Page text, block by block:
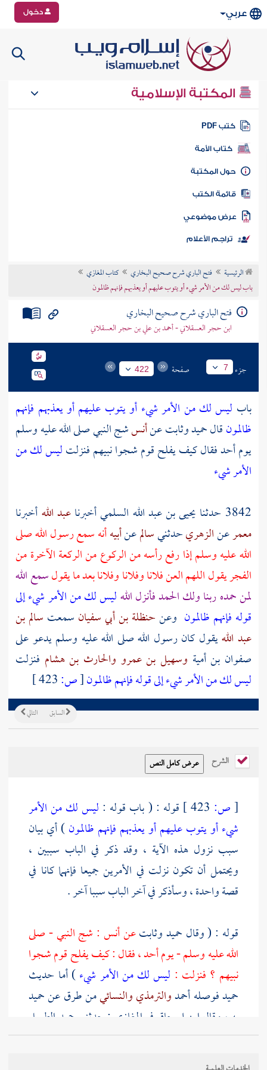
عربي دخول
المكتبة الإسلامية
كتب PDF
كتاب الأمة
المكتبة
الكتب
موضوعي
تراجم الأعلام
الرئيسية فتح الباري شرح صحيح البخاري
كتاب المغازي
باب ليس لك من الأمر شيء أو يتوب عليهم أو يعذبهم فإنهم ظالمون
فتح الباري شرح صحيح البخاري
ابن حجر العسقلاني - أحمد بن علي بن حجر العسقلاني
جزء 7 صفحة 422
باب ليس لك من الأمر شيء أو يتوب عليهم أو يعذبهم فإنهم
ظالمونقال حميد وثابت عنأنسشج النبي صلى الله عليه وسلم
يومأحدفقال كيف يفلح قوم شجوا نبيهم فنزلتليس لك من
الأمر شيء
3842 حدثنا
يحيى بن عبد الله السلميأخبرناعبد اللهأخبرنا
معمرعنالزهريحدثنيسالمعنأبيهأنه سمع رسول الله صلى
الله عليه وسلم إذا رفع رأسه من الركوع من الركعة الآخرة من
الفجر يقول اللهم العن فلانا وفلانا وفلانا بعد ما يقولسمع الله
لمن حمده ربنا ولك الحمد فأنزل اللهليس لك من الأمر شيء إلى
قوله فإنهم ظالمون وعنحنظلة بن أبي سفيان سمعت سالم بن
عبد اللهيقول كان رسول الله صلى الله عليه وسلم يدعو على
صفوان بن أمية وسهيل بن عمرو والحارث بن هشام فنزلت
ليس لك من الأمر شيء إلى قوله فإنهم ظالمون[ص:
التالي السابق
الشرح
[ص: قوله : ( باب قوله : ليس لك من الأمر
شيء أو يتوب عليهم أو يعذبهم فإنهم ظالمون) أي بيان
سبب نزول هذه الآية ، وقد ذكر في الباب سببين ،
ويحتمل أن تكون نزلت في الأمرين جميعا فإنهما كانا في
قصة واحدة ، وسأذكر في آخر الباب سببا آخر .
قوله : ( وقال حميدوثابتعنأنس : شج النبي - صلى
الله عليه وسلم - يومأحد، فقال : كيف يفلح قوم شجوا
نبيهم ؟ فنزلت : ليس لك من الأمر شيء) أما حديث
حميدفوصلهأحمدوالترمذيوالنسائيمن طرق عنحميد
به ، وقال ابن إسحاق في المغازي : حدثني حميد الطويل
عنأنسقال :كسرت رباعية النبي - صلى الله عليه وسلم
- يوم أحد